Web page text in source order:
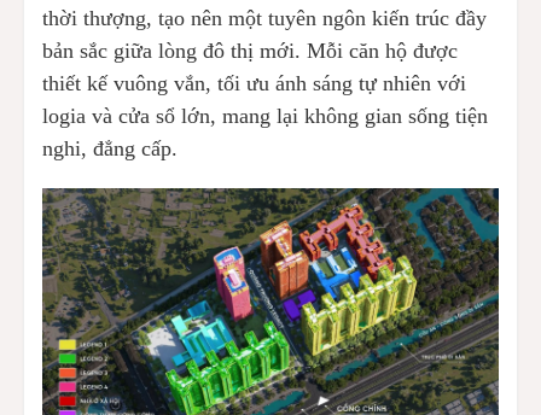
thời thượng, tạo nên một tuyên ngôn kiến trúc đầy
bản sắc giữa lòng đô thị mới. Mỗi căn hộ được
thiết kế vuông vắn, tối ưu ánh sáng tự nhiên với
logia và cửa sổ lớn, mang lại không gian sống tiện
nghi, đẳng cấp.